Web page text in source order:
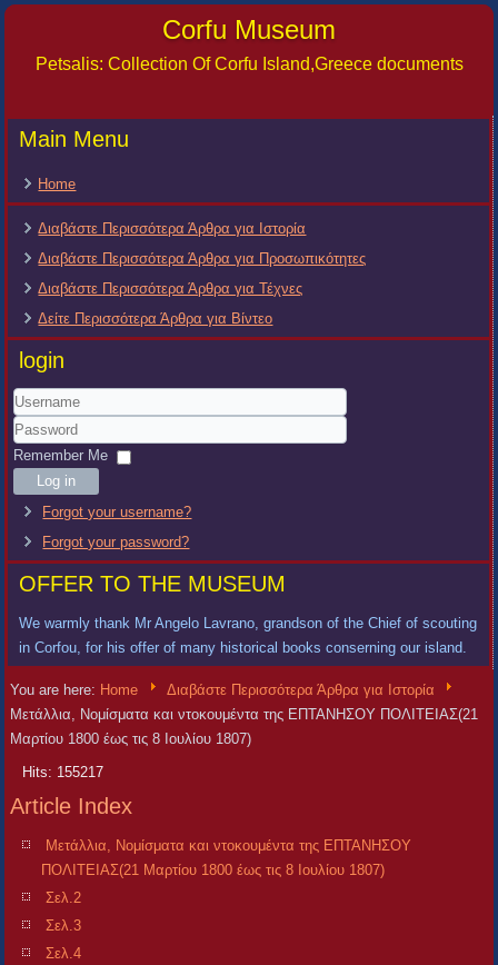
Corfu Museum
Petsalis: Collection Of Corfu Island,Greece documents
Main Menu
Home
Διαβάστε Περισσότερα Άρθρα για Ιστορία
Διαβάστε Περισσότερα Άρθρα για Προσωπικότητες
Διαβάστε Περισσότερα Άρθρα για Τέχνες
Δείτε Περισσότερα Άρθρα για Βίντεο
login
Username
Password
Remember Me
Log in
Forgot your username?
Forgot your password?
OFFER TO THE MUSEUM
We warmly thank Mr Angelo Lavrano, grandson of the Chief of scouting
in Corfou, for his offer of many historical books conserning our island.
You are here: Home
Διαβάστε Περισσότερα Άρθρα για Ιστορία
Μετάλλια, Νομίσματα και ντοκουμέντα της ΕΠΤΑΝΗΣΟΥ ΠΟΛΙΤΕΙΑΣ(21
Μαρτίου 1800 έως τις 8 Ιουλίου 1807)
Hits: 155217
Article Index
Μετάλλια, Νομίσματα και ντοκουμέντα της ΕΠΤΑΝΗΣΟΥ
ΠΟΛΙΤΕΙΑΣ(21 Μαρτίου 1800 έως τις 8 Ιουλίου 1807)
Σελ.2
Σελ.3
Σελ.4